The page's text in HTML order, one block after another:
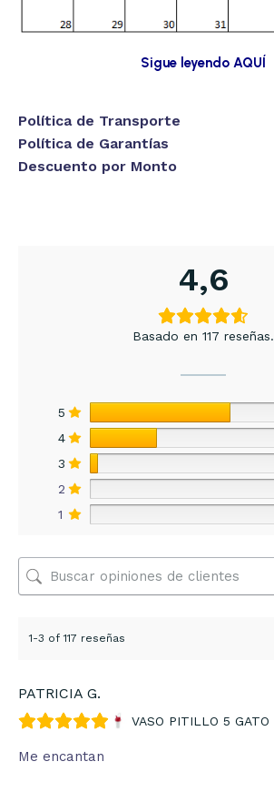
Sigue leyendo AQUÍ
Política de Transporte
Política de Garantías
Descuento por Monto
4,6
Basado en 117 reseñas.
5
4
3
2
1
1-3 of 117 reseñas
PATRICIA G.
VASO PITILLO 5 GATO
Me encantan